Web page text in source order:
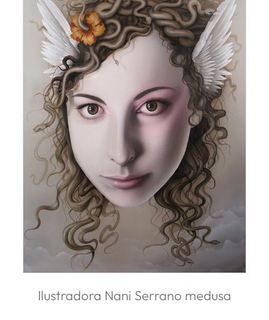
Ilustradora Nani Serrano medusa